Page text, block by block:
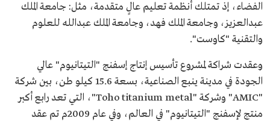
الفضاء، إذ تمتلك أنظمة تعليم عالٍ متقدمة، مثل: جامعة الملك
عبدالعزيز، وجامعة الملك فهد، وجامعة الملك عبدالله للعلوم
والتقنية "كاوست".
وعقدت شراكة لمشروع تأسيس إنتاج إسفنج "التيتانيوم" عالي
الجودة في مدينة ينبع الصناعية، بسعة 15.6 كيلو طن، بين شركة
"AMIC" وشركة "Toho titanium metal"، التي تعد رابع أكبر
منتج لإسفنج "التيتانيوم" في العالم، وفي عام 2009م تم عقد